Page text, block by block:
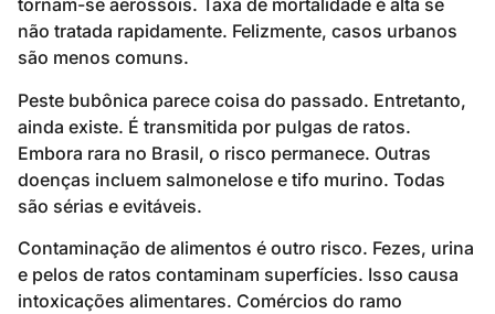
tornam-se aerossóis. Taxa de mortalidade é alta se
não tratada rapidamente. Felizmente, casos urbanos
são menos comuns.
Peste bubônica parece coisa do passado. Entretanto,
ainda existe. É transmitida por pulgas de ratos.
Embora rara no Brasil, o risco permanece. Outras
doenças incluem salmonelose e tifo murino. Todas
são sérias e evitáveis.
Contaminação de alimentos é outro risco. Fezes, urina
e pelos de ratos contaminam superfícies. Isso causa
intoxicações alimentares. Comércios do ramo